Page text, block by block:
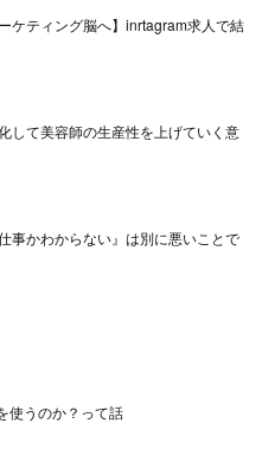
ケティング脳へ】inrtagram求人で結
して美容師の生産性を上げていく意
事かわからない』は別に悪いことで
使うのか？って話